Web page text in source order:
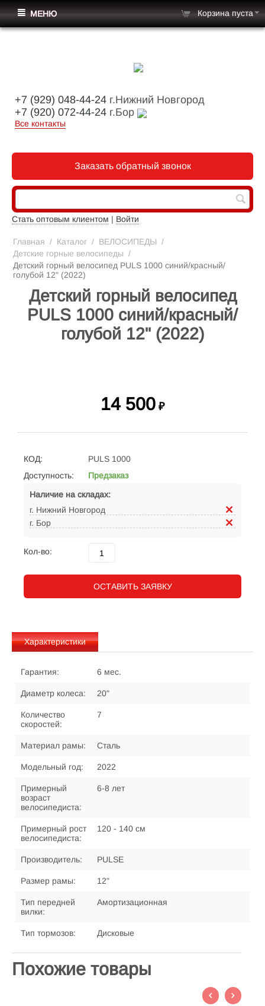
+7 (929) 048-44-24 г.Нижний Новгород
+7 (920) 072-44-24 г.Бор
Все контакты
Заказать обратный звонок
Стать оптовым клиентом | Войти
МЕНЮ Корзина пуста
Главная / Каталог / ВЕЛОСИПЕДЫ /
Детские горные велосипеды /
Детский горный велосипед PULS 1000 синий/красный/
голубой 12" (2022)
Детский горный велосипед
PULS 1000 синий/красный/
голубой 12" (2022)
14 500 ₽
КОД:
PULS 1000
Доступность:
Предзаказ
Наличие на складах:
г. Нижний Новгород
г. Бор
Кол-во:
ОСТАВИТЬ ЗАЯВКУ
Характеристики
Гарантия: 6 мес.
Диаметр колеса: 20"
Количество
скоростей:
7
Материал рамы: Сталь
Модельный год: 2022
Примерный
возраст
велосипедиста:
6-8 лет
Примерный рост
велосипедиста:
120 - 140 см
Производитель: PULSE
Размер рамы: 12"
Тип передней
вилки:
Амортизационная
Тип тормозов: Дисковые
Похожие товары